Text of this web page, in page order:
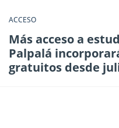
ACCESO
Más acceso a
Palpalá
gratuitos desde